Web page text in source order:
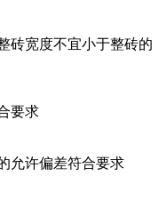
砖宽度不宜小于整砖的
要求
允许偏差符合要求